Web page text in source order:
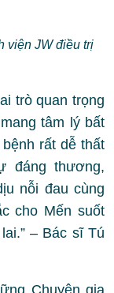
viện JW điều trị
trò quan trọng
tâm lý bất
rất dễ thất
đáng thương,
nỗi đau cùng
cho Mến suốt
– Bác sĩ Tú
Chuyên gia